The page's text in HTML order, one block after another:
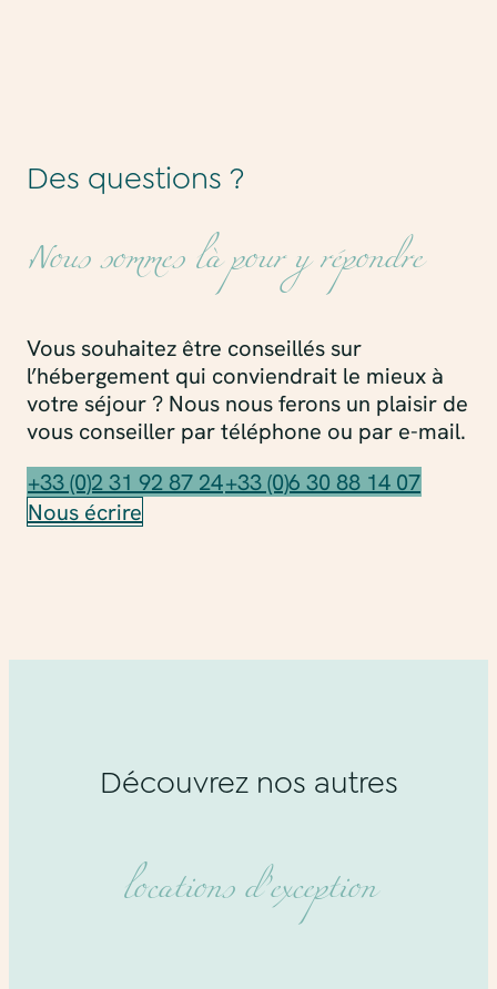
Des questions ?
Nous sommes là pour y répondre
Vous souhaitez être conseillés sur
l’hébergement qui conviendrait le mieux à
votre séjour ? Nous nous ferons un plaisir de
vous conseiller par téléphone ou par e-mail.
+33 (0)2 31 92 87 24+33 (0)6 30 88 14 07
Nous écrire
Découvrez nos autres
locations d’exception